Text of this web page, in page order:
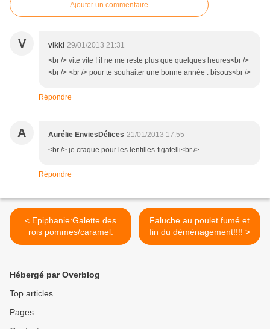
Ajouter un commentaire
V vikki 29/01/2013 21:31
<br /> vite vite ! il ne me reste plus que quelques heures<br />
<br /> <br /> pour te souhaiter une bonne année . bisous<br />
Répondre
A Aurélie EnviesDélices 21/01/2013 17:55
<br /> je craque pour les lentilles-figatelli<br />
Répondre
< Epiphanie:Galette des
rois pommes/caramel.
Faluche au poulet fumé et
fin du déménagement!!!! >
Hébergé par Overblog
Top articles
Pages